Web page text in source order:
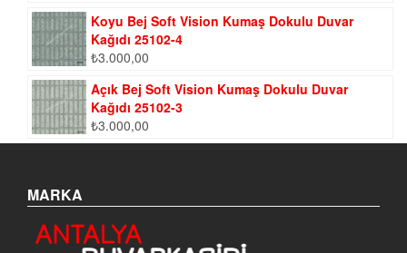
Koyu Bej Soft Vision Kumaş Dokulu Duvar
Kağıdı 25102-4
₺3.000,00
Açık Bej Soft Vision Kumaş Dokulu Duvar
Kağıdı 25102-3
₺3.000,00
MARKA